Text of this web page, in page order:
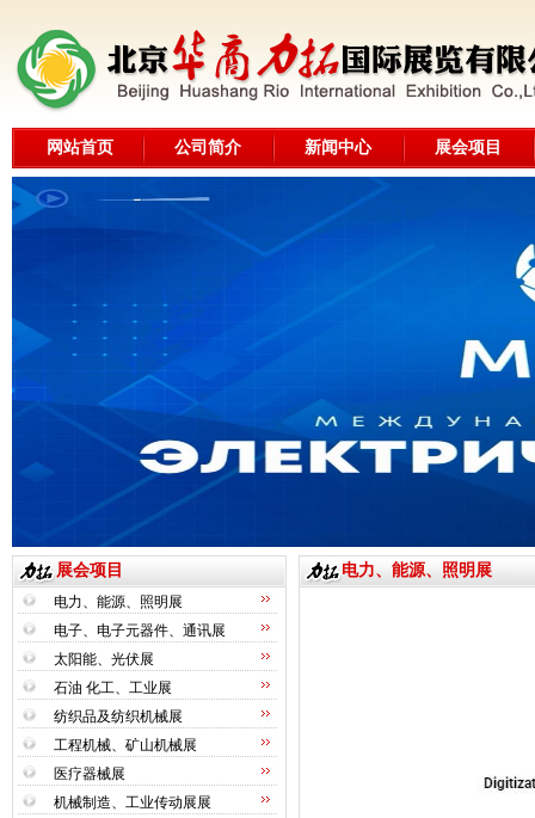
网站首页 公司简介 新闻中心 展会项目
展会项目
电力、能源、照明展
电子、电子元器件、通讯展
太阳能、光伏展
石油 化工、工业展
纺织品及纺织机械展
工程机械、矿山机械展
医疗器械展
机械制造、工业传动展展
电力、能源、照明展